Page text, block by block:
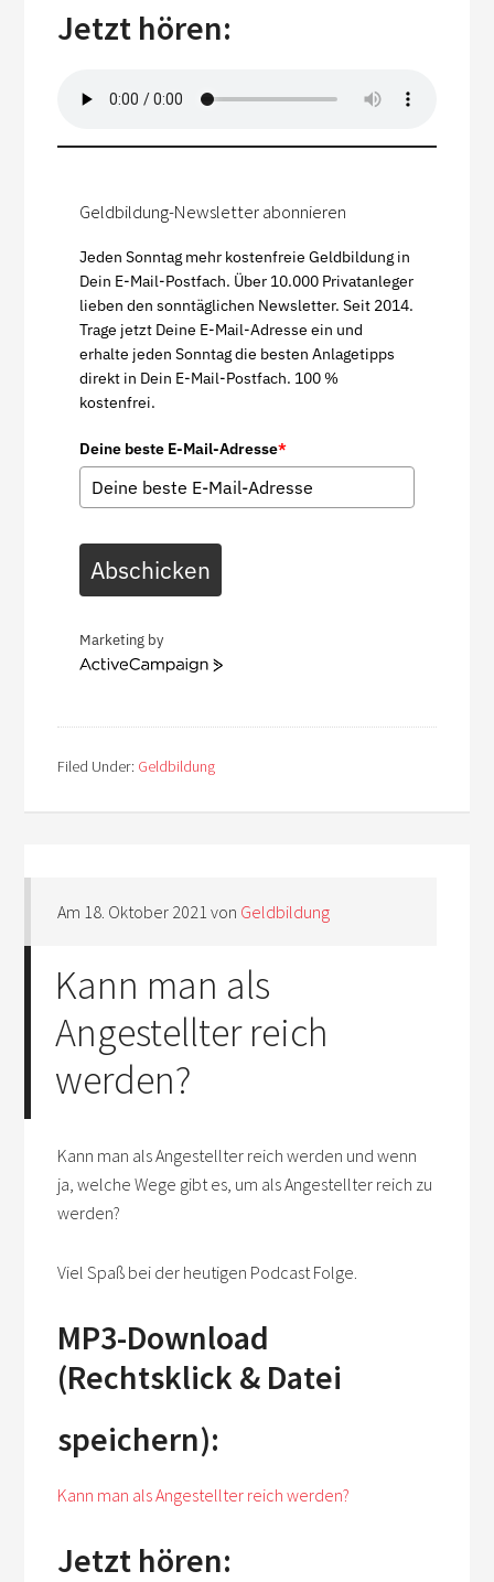
Jetzt hören:
Geldbildung-Newsletter abonnieren
Jeden Sonntag mehr kostenfreie Geldbildung in
Dein E-Mail-Postfach. Über 10.000 Privatanleger
lieben den sonntäglichen Newsletter. Seit 2014.
Trage jetzt Deine E-Mail-Adresse ein und
erhalte jeden Sonntag die besten Anlagetipps
direkt in Dein E-Mail-Postfach. 100 %
kostenfrei.
Deine beste E-Mail-Adresse*
Abschicken
Marketing by
ActiveCampaign
Filed Under: Geldbildung
Am 18. Oktober 2021 von Geldbildung
Kann man als
Angestellter reich
werden?
Kann man als Angestellter reich werden und wenn
ja, welche Wege gibt es, um als Angestellter reich zu
werden?
Viel Spaß bei der heutigen Podcast Folge.
MP3-Download
(Rechtsklick & Datei
speichern):
Kann man als Angestellter reich werden?
Jetzt hören: